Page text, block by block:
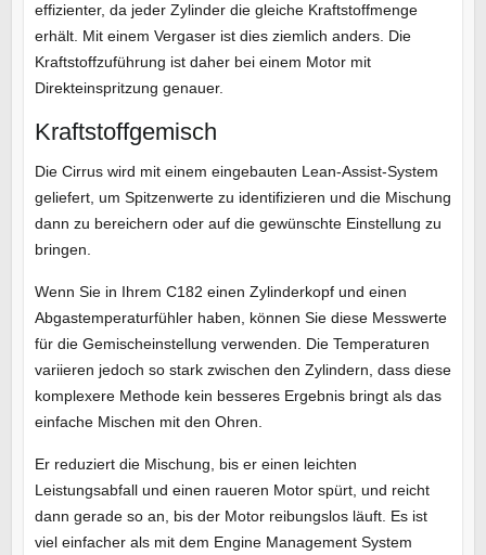
effizienter, da jeder Zylinder die gleiche Kraftstoffmenge
erhält. Mit einem Vergaser ist dies ziemlich anders. Die
Kraftstoffzuführung ist daher bei einem Motor mit
Direkteinspritzung genauer.
Kraftstoffgemisch
Die Cirrus wird mit einem eingebauten Lean-Assist-System
geliefert, um Spitzenwerte zu identifizieren und die Mischung
dann zu bereichern oder auf die gewünschte Einstellung zu
bringen.
Wenn Sie in Ihrem C182 einen Zylinderkopf und einen
Abgastemperaturfühler haben, können Sie diese Messwerte
für die Gemischeinstellung verwenden. Die Temperaturen
variieren jedoch so stark zwischen den Zylindern, dass diese
komplexere Methode kein besseres Ergebnis bringt als das
einfache Mischen mit den Ohren.
Er reduziert die Mischung, bis er einen leichten
Leistungsabfall und einen raueren Motor spürt, und reicht
dann gerade so an, bis der Motor reibungslos läuft. Es ist
viel einfacher als mit dem Engine Management System